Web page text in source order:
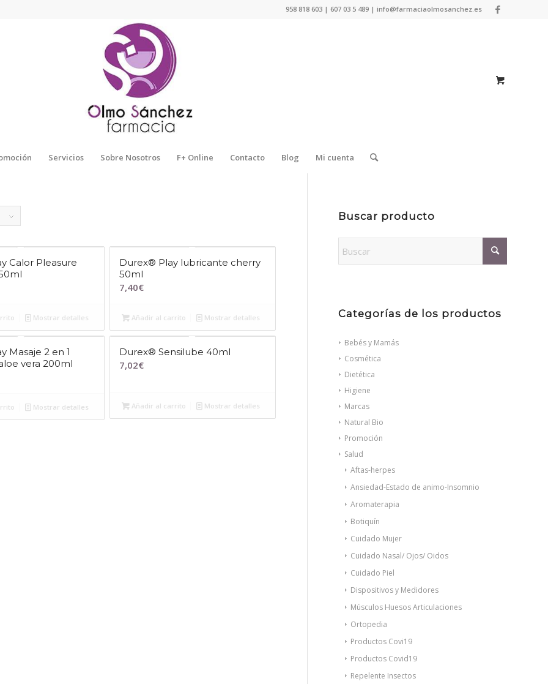
958 818 603 | 607 03 5 489 | info@farmaciaolmosanchez.es
Servicios Sobre Nosotros F+ Online Contacto Blog Mi cuenta
Calor Pleasure
Mostrar detalles
Durex® Play lubricante cherry
50ml
7,40€
Añadir al carrito Mostrar detalles
Masaje 2 en 1
vera 200ml
Mostrar detalles
Durex® Sensilube 40ml
7,02€
Añadir al carrito Mostrar detalles
Buscar producto
Categorías de los productos
Bebés y Mamás
Cosmética
Dietética
Higiene
Marcas
Natural Bio
Promoción
Salud
Aftas-herpes
Ansiedad-Estado de animo-Insomnio
Aromaterapia
Botiquín
Cuidado Mujer
Cuidado Nasal/ Ojos/ Oidos
Cuidado Piel
Dispositivos y Medidores
Músculos Huesos Articulaciones
Ortopedia
Productos Covi19
Productos Covid19
Repelente Insectos